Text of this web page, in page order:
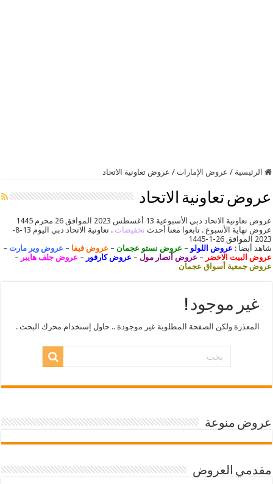
الرئيسية / عروض الإمارات / عروض تعاونية الاتحاد
عروض تعاونية الاتحاد
عروض تعاونية الاتحاد دبي الأسبوعية 13 أغسطس 2023 الموافق 26 محرم 1445
عروض نهاية الأسبوع . تابعوا معنا أحدث تخفيضات
. تعاونية الاتحاد دبي اليوم 13-8-
2023 الموافق 26-1-1445
شاهد أيضاً : عروض اللولو – عروض نستو عجمان – عروض فيفا – عروض وير مارت –
عروض البيت الاخضر – عروض أنصار مول – عروض كارفور – عروض جلف هايبر –
عروض جمعية أسواق عجمان
غير موجود !
المعذرة ولكن الصفحة المطلوبة غير موجودة .. حاول إستخدام محرك البحث .
عروض منوعة
مقدمي العروض